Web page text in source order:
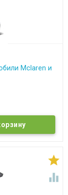
Mclaren и

